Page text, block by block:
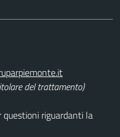
del trattamento)
questioni riguardanti la